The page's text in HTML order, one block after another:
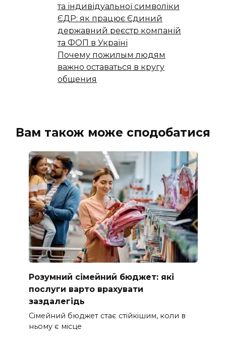
та індивідуальної символіки
ЄДР: як працює Єдиний
державний реєстр компаній
та ФОП в Україні
Почему пожилым людям
важно оставаться в кругу
общения
Вам також може сподобатися
Розумний сімейний бюджет: які
послуги варто врахувати
заздалегідь
Сімейний бюджет стає стійкішим, коли в
ньому є місце